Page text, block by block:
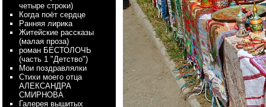
четыре строки)
Когда поёт сердце
Ранняя лирика
Житейские рассказы
(малая проза)
роман БЕСТОЛОЧЬ
(часть 1 "Детство")
Мои поздравлялки
Стихи моего отца
АЛЕКСАНДРА
СМИРНОВА
Галерея вышитых